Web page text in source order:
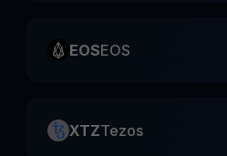
EOSEOS
XTZTezos